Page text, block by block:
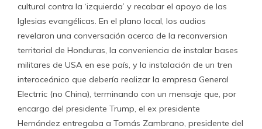
cultural contra la ‘izquierda’ y recabar el apoyo de las
Iglesias evangélicas. En el plano local, los audios
revelaron una conversación acerca de la reconversion
territorial de Honduras, la conveniencia de instalar bases
militares de USA en ese país, y la instalación de un tren
interoceánico que debería realizar la empresa General
Electrric (no China), terminando con un mensaje que, por
encargo del presidente Trump, el ex presidente
Hernández entregaba a Tomás Zambrano, presidente del